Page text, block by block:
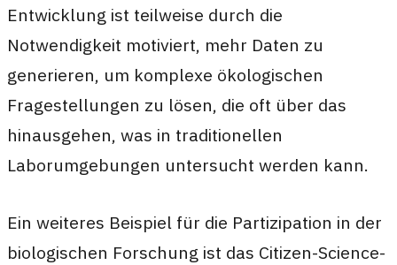
Entwicklung ist teilweise durch die
Notwendigkeit motiviert, mehr Daten zu
generieren, um komplexe ökologischen
Fragestellungen zu lösen, die oft über das
hinausgehen, was in traditionellen
Laborumgebungen untersucht werden kann.
Ein weiteres Beispiel für die Partizipation in der
biologischen Forschung ist das Citizen-Science-